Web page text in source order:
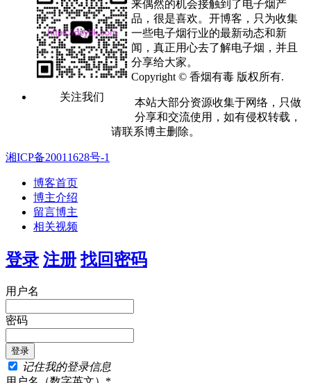
关注我们
来偶然的机会接触到了电子烟产
品，很是喜欢。开博客，只为收集
一些电子烟行业的最新动态和新
闻，真正用心去了解电子烟，并且
分享给大家。
Copyright © 香烟有毒 版权所有.
本站大部分资源收集于网络，只做
分享和交流使用，如有侵权转载，
请联系博主删除。
湘ICP备20011628号-1
博客首页
博主介绍
留言博主
相关视频
登录 注册 找回密码
用户名
密码
记住我的登录信息